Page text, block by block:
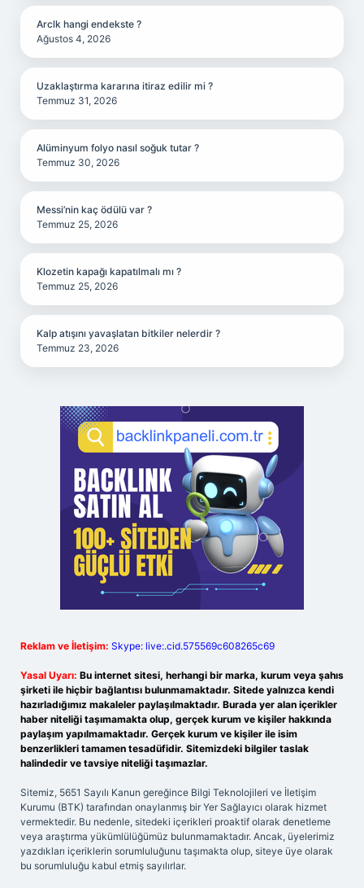
Arclk hangi endekste ?
Ağustos 4, 2026
Uzaklaştırma kararına itiraz edilir mi ?
Temmuz 31, 2026
Alüminyum folyo nasıl soğuk tutar ?
Temmuz 30, 2026
Messi’nin kaç ödülü var ?
Temmuz 25, 2026
Klozetin kapağı kapatılmalı mı ?
Temmuz 25, 2026
Kalp atışını yavaşlatan bitkiler nelerdir ?
Temmuz 23, 2026
Reklam ve İletişim: Skype: live:.cid.575569c608265c69
Yasal Uyarı: Bu internet sitesi, herhangi bir marka, kurum veya şahıs
şirketi ile hiçbir bağlantısı bulunmamaktadır. Sitede yalnızca kendi
hazırladığımız makaleler paylaşılmaktadır. Burada yer alan içerikler
haber niteliği taşımamakta olup, gerçek kurum ve kişiler hakkında
paylaşım yapılmamaktadır. Gerçek kurum ve kişiler ile isim
benzerlikleri tamamen tesadüfidir. Sitemizdeki bilgiler taslak
halindedir ve tavsiye niteliği taşımazlar.
Sitemiz, 5651 Sayılı Kanun gereğince Bilgi Teknolojileri ve İletişim
Kurumu (BTK) tarafından onaylanmış bir Yer Sağlayıcı olarak hizmet
vermektedir. Bu nedenle, sitedeki içerikleri proaktif olarak denetleme
veya araştırma yükümlülüğümüz bulunmamaktadır. Ancak, üyelerimiz
yazdıkları içeriklerin sorumluluğunu taşımakta olup, siteye üye olarak
bu sorumluluğu kabul etmiş sayılırlar.